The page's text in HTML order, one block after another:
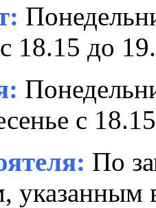
18.15 до
с
По
указанным